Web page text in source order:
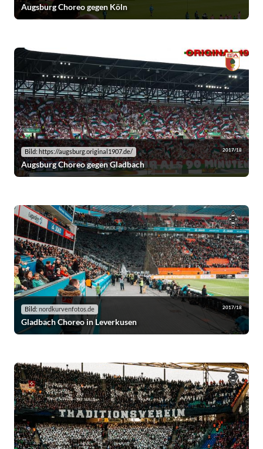
Augsburg Choreo gegen Köln
Bild: https://augsburg.original1907.de/ 2017/18
Augsburg Choreo gegen Gladbach
Bild: nordkurvenfotos.de 2017/18
Gladbach Choreo in Leverkusen